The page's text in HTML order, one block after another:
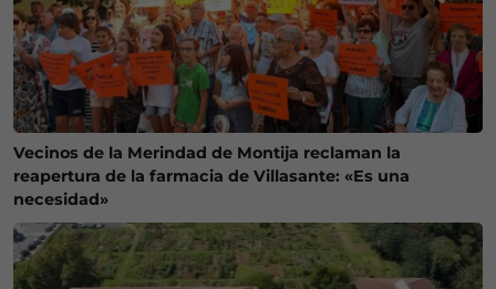
Vecinos de la Merindad de Montija reclaman la
reapertura de la farmacia de Villasante: «Es una
necesidad»